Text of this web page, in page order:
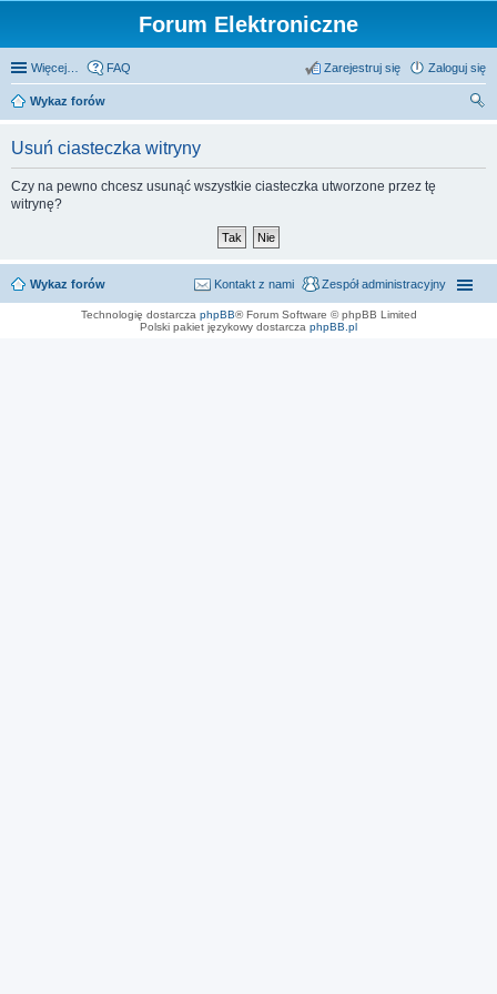
Forum Elektroniczne
Więcej… FAQ Zaloguj się
Zarejestruj się
Wykaz forów
Usuń ciasteczka witryny
Czy na pewno chcesz usunąć wszystkie ciasteczka utworzone przez tę
witrynę?
Wykaz forów Zespół administracyjny
Kontakt z nami
Technologię dostarcza phpBB® Forum Software © phpBB Limited
Polski pakiet językowy dostarcza phpBB.pl